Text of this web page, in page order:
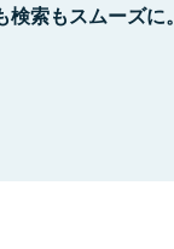
索もスムーズに。